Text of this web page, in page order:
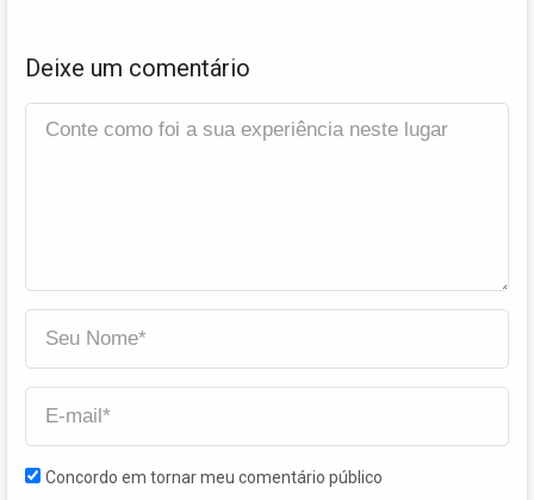
Deixe um comentário
Concordo em tornar meu comentário público